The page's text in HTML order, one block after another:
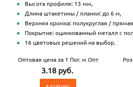
Высота профиля: 13 мм,
Длина штакетины / планки: до 6 м,
Верхняя кромка: полукруглая /
Покрытие: оцинкованный металл с
16 цветовых решений на выбор.
Оптовая цена за 1 Пог. м Опт
3.18 руб.